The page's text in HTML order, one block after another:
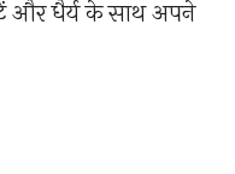
और धैर्य के साथ अपने